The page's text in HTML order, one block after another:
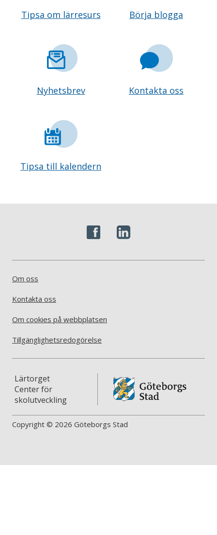
Tipsa om lärresurs Börja blogga
Nyhetsbrev Kontakta oss
Tipsa till kalendern
Om oss
Kontakta oss
Om cookies på webbplatsen
Tillgänglighetsredogörelse
Lärtorget
Center för
skolutveckling
Copyright © 2026 Göteborgs Stad